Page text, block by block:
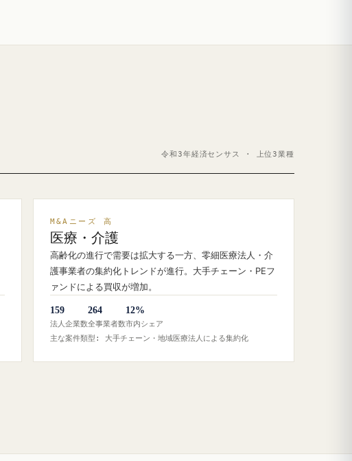
令和3年経済センサス · 上位3業種
M&Aニーズ 高
医療・介護
高齢化の進行で需要は拡大する一方、零細医療法人・介
護事業者の集約化トレンドが進行。大手チェーン・PEフ
ァンドによる買収が増加。
159
法人企業数
264
全事業者数
12%
市内シェア
主な案件類型: 大手チェーン・地域医療法人による集約化